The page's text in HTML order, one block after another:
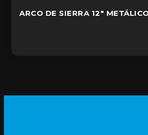
ARCO DE SIERRA 12″